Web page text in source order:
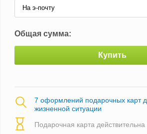
На э-почту
Общая сумма:
Купить
7 оформлений подарочных карт
жизненной ситуации
Подарочная карта действительна